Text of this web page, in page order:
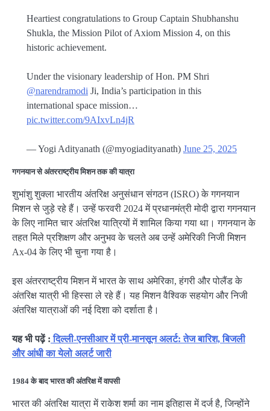
Heartiest congratulations to Group Captain Shubhanshu
Shukla, the Mission Pilot of Axiom Mission 4, on this
historic achievement.
Under the visionary leadership of Hon. PM Shri
@narendramodi Ji, India’s participation in this
international space mission…
pic.twitter.com/9AIxvLn4jR
— Yogi Adityanath (@myogiadityanath) June 25, 2025
गगनयान से अंतरराष्ट्रीय मिशन तक की यात्रा
शुभांशु शुक्ला भारतीय अंतरिक्ष अनुसंधान संगठन (ISRO) के गगनयान
मिशन से जुड़े रहे हैं। उन्हें फरवरी 2024 में प्रधानमंत्री मोदी द्वारा गगनयान
के लिए नामित चार अंतरिक्ष यात्रियों में शामिल किया गया था। गगनयान के
तहत मिले प्रशिक्षण और अनुभव के चलते अब उन्हें अमेरिकी निजी मिशन
Ax-04 के लिए भी चुना गया है।
इस अंतरराष्ट्रीय मिशन में भारत के साथ अमेरिका, हंगरी और पोलैंड के
अंतरिक्ष यात्री भी हिस्सा ले रहे हैं। यह मिशन वैश्विक सहयोग और निजी
अंतरिक्ष यात्राओं की नई दिशा को दर्शाता है।
यह भी पढ़ें : दिल्ली-एनसीआर में प्री-मानसून अलर्ट: तेज बारिश, बिजली
और आंधी का येलो अलर्ट जारी
1984 के बाद भारत की अंतरिक्ष में वापसी
भारत की अंतरिक्ष यात्रा में राकेश शर्मा का नाम इतिहास में दर्ज है, जिन्होंने